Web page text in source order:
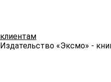
клиентам
Издательство «Эксмо» -